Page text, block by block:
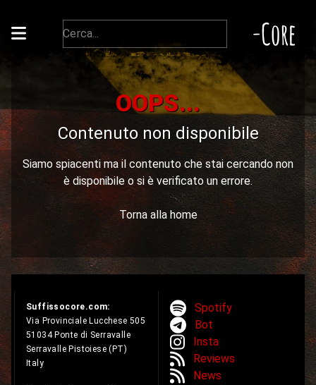
-Core
OOPS...
Contenuto non disponibile
Siamo spiacenti ma il contenuto che stai cercando non
è disponibile o si è verificato un errore.
Torna alla home
Suffissocore.com:
Via Provinciale Lucchese 505
51034 Ponte di Serravalle
Serravalle Pistoiese (PT)
Italy
Spotify
Bot
Insta
Reviews
News